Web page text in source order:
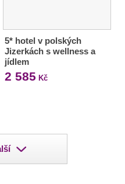
5* hotel v polských
Jizerkách s wellness a
jídlem
2 585 Kč